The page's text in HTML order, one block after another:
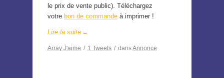
le prix de vente public). Téléchargez
votre bon de commande à imprimer !
Lire la suite →
Array J'aime / 1 Tweets / dansAnnonce